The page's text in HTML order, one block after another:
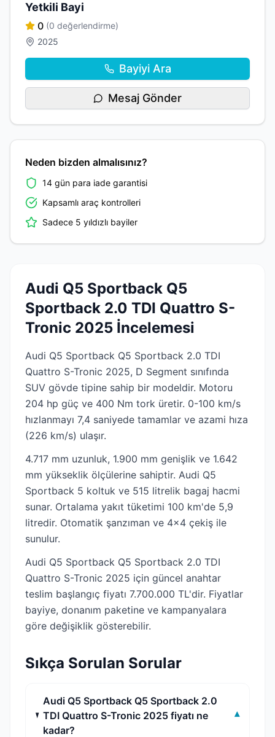
Yetkili Bayi
0 (0 değerlendirme)
2025
Bayiyi Ara
Mesaj Gönder
Neden bizden almalısınız?
14 gün para iade garantisi
Kapsamlı araç kontrolleri
Sadece 5 yıldızlı bayiler
Audi Q5 Sportback Q5
Sportback 2.0 TDI Quattro S-
Tronic 2025 İncelemesi
Audi Q5 Sportback Q5 Sportback 2.0 TDI
Quattro S-Tronic 2025, D Segment sınıfında
SUV gövde tipine sahip bir modeldir. Motoru
204 hp güç ve 400 Nm tork üretir. 0-100 km/s
hızlanmayı 7,4 saniyede tamamlar ve azami hıza
(226 km/s) ulaşır.
4.717 mm uzunluk, 1.900 mm genişlik ve 1.642
mm yükseklik ölçülerine sahiptir. Audi Q5
Sportback 5 koltuk ve 515 litrelik bagaj hacmi
sunar. Ortalama yakıt tüketimi 100 km'de 5,9
litredir. Otomatik şanzıman ve 4x4 çekiş ile
sunulur.
Audi Q5 Sportback Q5 Sportback 2.0 TDI
Quattro S-Tronic 2025 için güncel anahtar
teslim başlangıç fiyatı 7.700.000 TL'dir. Fiyatlar
bayiye, donanım paketine ve kampanyalara
göre değişiklik gösterebilir.
Sıkça Sorulan Sorular
Audi Q5 Sportback Q5 Sportback 2.0
TDI Quattro S-Tronic 2025 fiyatı ne
kadar?
▾